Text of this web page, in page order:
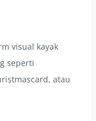
visual kayak
seperti
atau